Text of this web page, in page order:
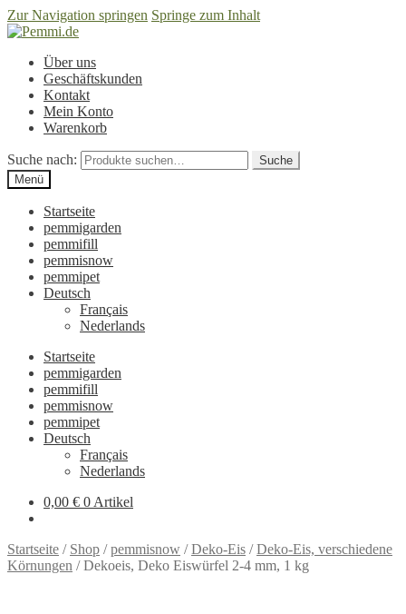
Zur Navigation springen Springe zum Inhalt
Über uns
Geschäftskunden
Kontakt
Mein Konto
Warenkorb
Suche nach:
Suche
Menü
Startseite
pemmigarden
pemmifill
pemmisnow
pemmipet
Deutsch
Français
Nederlands
Startseite
pemmigarden
pemmifill
pemmisnow
pemmipet
Deutsch
Français
Nederlands
0,00 € 0 Artikel
Startseite / Shop /pemmisnow /Deko-Eis /Deko-Eis, verschiedene
Körnungen /Dekoeis, Deko Eiswürfel 2-4 mm, 1 kg